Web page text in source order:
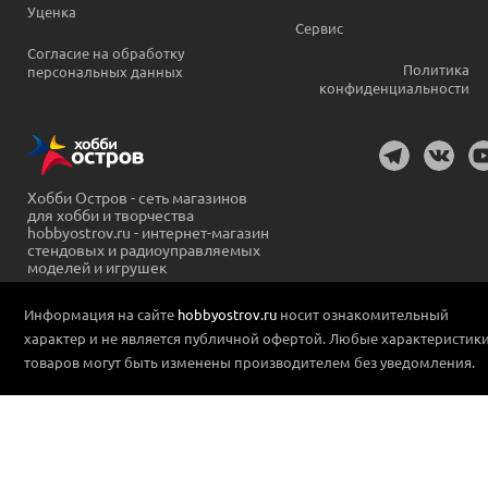
Уценка
Согласие на обработку
персональных данных
Сервис
Политика
конфиденциальности
Хобби Остров - сеть магазинов
для хобби и творчества
hobbyostrov.ru - интернет-магазин
стендовых и радиоуправляемых
моделей и игрушек
Информация на сайте hobbyostrov.ru носит ознакомительный
характер и не является публичной офертой. Любые
товаров могут быть изменены производителем без уведомления.